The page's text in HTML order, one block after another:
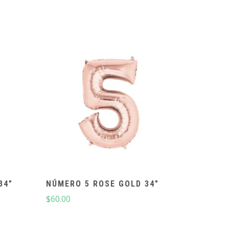
NÚMERO 5 ROSE GOLD 34″
$60.00